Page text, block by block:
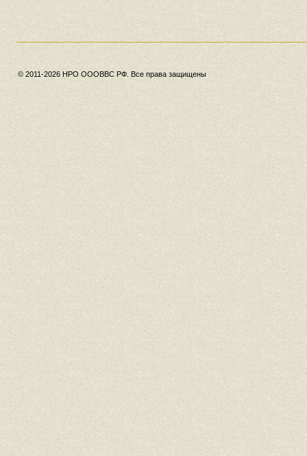
© 2011-2026 НРО ОООВВС РФ. Все права защищены